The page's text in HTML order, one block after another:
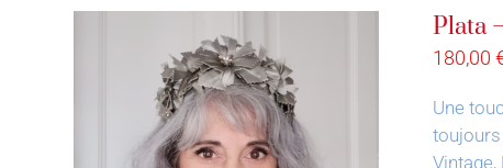
Plata
180,00
Une
toujours